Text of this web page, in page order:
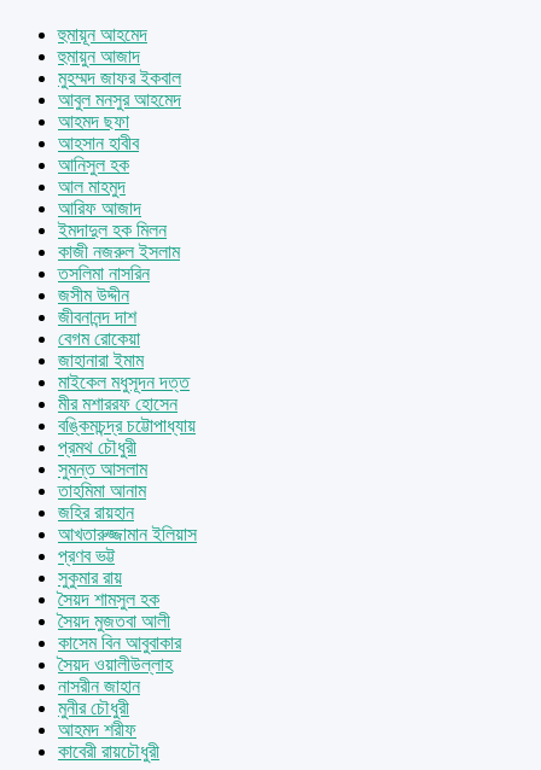
হুমায়ূন আহমেদ
হুমায়ুন আজাদ
মুহম্মদ জাফর ইকবাল
আবুল মনসুর আহমেদ
আহমদ ছফা
আহসান হাবীব
আনিসুল হক
আল মাহমুদ
আরিফ আজাদ
ইমদাদুল হক মিলন
কাজী নজরুল ইসলাম
তসলিমা নাসরিন
জসীম উদ্দীন
জীবনানন্দ দাশ
বেগম রোকেয়া
জাহানারা ইমাম
মাইকেল মধুসূদন দত্ত
মীর মশাররফ হোসেন
বঙ্কিমচন্দ্র চট্টোপাধ্যায়
প্রমথ চৌধুরী
সুমন্ত আসলাম
তাহমিমা আনাম
জহির রায়হান
আখতারুজ্জামান ইলিয়াস
প্রণব ভট্ট
সুকুমার রায়
সৈয়দ শামসুল হক
সৈয়দ মুজতবা আলী
কাসেম বিন আবুবাকার
সৈয়দ ওয়ালীউল্লাহ
নাসরীন জাহান
মুনীর চৌধুরী
আহমদ শরীফ
কাবেরী রায়চৌধুরী